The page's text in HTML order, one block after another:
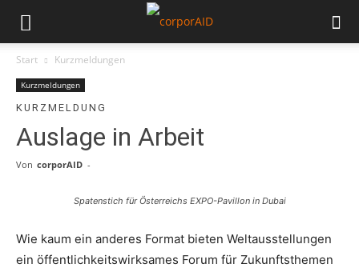
Start Kurzmeldungen
Kurzmeldungen
KURZMELDUNG
Auslage in Arbeit
Von corporAID -
Spatenstich für Österreichs EXPO-Pavillon in Dubai
Wie kaum ein anderes Format bieten Weltausstellungen
ein öffentlichkeitswirksames Forum für Zukunftsthemen